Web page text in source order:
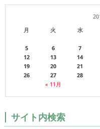
月
火 水
« 11月
5
6 7
12
13 14
19
20 21
26
27 28
サイト内検索